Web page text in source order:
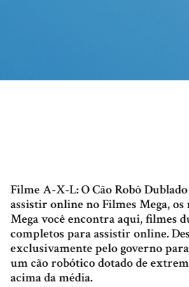
Filme A-X-L: O Cão Robô
assistir online no Filmes Mega,
Mega você encontra aqui, filmes
completos para assistir online.
exclusivamente pelo governo
um cão robótico dotado de
acima da média.